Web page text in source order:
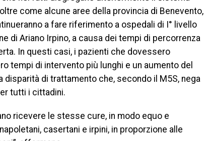
come alcune aree della provincia di Benevento,
a fare riferimento a ospedali di I° livello
di Ariano Irpino, a causa dei tempi di percorrenza
In questi casi, i pazienti che dovessero
tempi di intervento più lunghi e un aumento del
di trattamento che, secondo il M5S, nega
tutti i cittadini.
ricevere le stesse cure, in modo equo e
casertani e irpini, in proporzione alle